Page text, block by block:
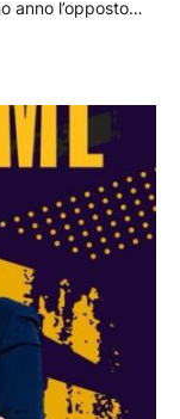
anno l’opposto